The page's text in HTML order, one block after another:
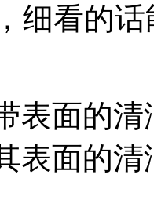
细看的
表面的
表面的